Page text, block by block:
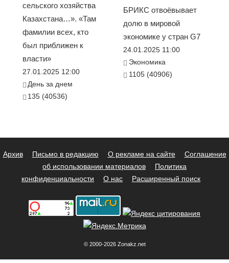
сельского хозяйства
Казахстана…». «Там
фамилии всех, кто
был приближен к
власти»
27.01.2025 12:00
День за днем
135 (40536)
БРИКС отвоёвывает
долю в мировой
экономике у стран G7
24.01.2025 11:00
Экономика
1105 (40906)
Архив Письмо в редакцию О рекламе на сайте
Соглашение
об использовании материалов
Политика
конфиденциальности
О нас Расширенный поиск
© 2000-2026 Zonakz.net